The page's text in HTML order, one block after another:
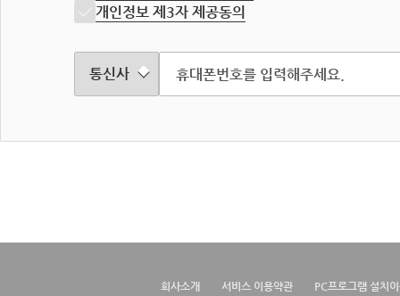
개인정보 제3자 제공동의
회사소개 서비스 이용약관 PC프로그램 설치